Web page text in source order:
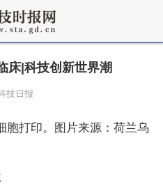
床|科技创新世界潮
技日报
胞打印。图片来源：荷兰乌